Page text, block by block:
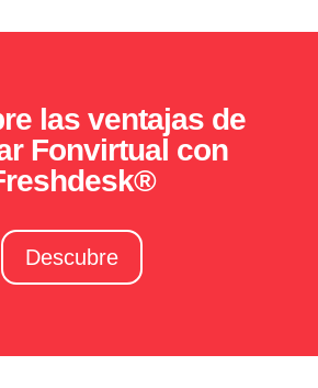
las ventajas de
Fonvirtual con
Descubre